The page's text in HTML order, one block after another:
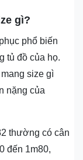
gì?
phổ biến
tủ đồ của họ.
size gì
nặng của
thường có cân
đến 1m80,